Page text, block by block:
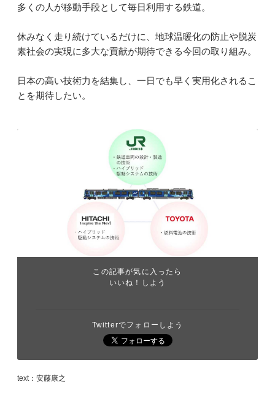
多くの人が移動手段として毎日利用する鉄道。
休みなく走り続けているだけに、地球温暖化の防止や脱炭
素社会の実現に多大な貢献が期待できる今回の取り組み。
日本の高い技術力を結集し、一日でも早く実用化されるこ
とを期待したい。
この記事が気に入ったら
いいね！しよう
Twitterでフォローしよう
text：安藤康之